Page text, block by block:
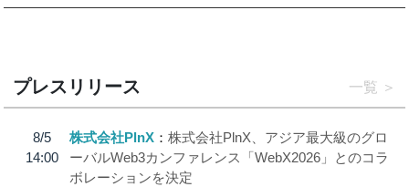
プレスリリース 一覧
8/5
14:00
株式会社PlnX
株式会社PlnX、アジア最大級のグロ
ーバルWeb3カンファレンス「WebX2026」とのコラ
ボレーションを決定